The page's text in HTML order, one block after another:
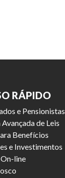
RÁPIDO
e Pensionistas
de Leis
Benefícios
e Investimentos
line